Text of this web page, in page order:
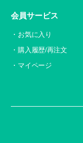
会員サービス
お気に入り
購入履歴/再注文
マイページ